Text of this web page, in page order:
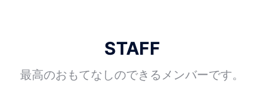
STAFF
最高のおもてなしのできるメンバーです。